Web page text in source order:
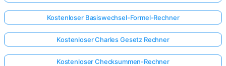
Kostenloser Basiswechsel-Formel-Rechner
Kostenloser Charles Gesetz Rechner
Kostenloser Checksummen-Rechner